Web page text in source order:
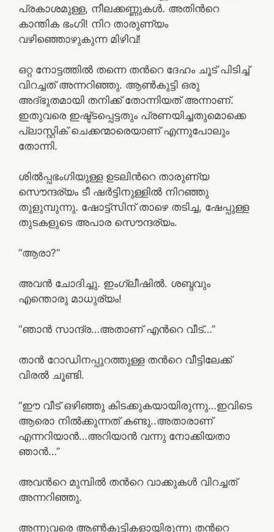
പ്രകാശമുള്ള, നീലക്കണ്ണുകള്‍. അതിന്‍റെ
കാന്തിക ഭംഗി! നിറ താരുണ്യം
വഴിഞ്ഞൊഴുകുന്ന മിഴിവ്!
ഒറ്റ നോട്ടത്തില്‍ തന്നെ തന്‍റെ ദേഹം ചൂട് പിടിച്ച്
വിറച്ചത് അന്നറിഞ്ഞു. ആണ്‍കുട്ടി ഒരു
അദ്ഭുതമായി തനിക്ക് തോന്നിയത് അന്നാണ്.
ഇതുവരെ ഇഷ്ട്ടപ്പെട്ടതും പ്രണയിച്ചതുമൊക്കെ
പ്ലാസ്റ്റിക് ചെക്കന്മാരെയാണ് എന്നുപോലും
തോന്നി.
ശില്‍പ്പഭംഗിയുള്ള ഉടലിന്‍റെ താരുണ്യ
സൌന്ദര്യം ടീ ഷര്‍ട്ടിനുള്ളില്‍ നിറഞ്ഞു
തുളുമ്പുന്നു. ഷോട്ട്സിന് താഴെ തടിച്ച, ഷേപ്പുള്ള
തുടകളുടെ അപാര സൌന്ദര്യം.
“ആരാ?”
അവന്‍ ചോദിച്ചു. ഇംഗ്ലീഷില്‍. ശബ്ദവും
എന്തൊരു മാധുര്യം!
“ഞാന്‍ സാന്ദ്ര…അതാണ്‌ എന്‍റെ വീട്…”
താന്‍ റോഡിനപ്പുറത്തുള്ള തന്‍റെ വീട്ടിലേക്ക്
വിരല്‍ ചൂണ്ടി.
“ഈ വീട് ഒഴിഞ്ഞു കിടക്കുകയായിരുന്നു…ഇവിടെ
ആരൊ നില്‍ക്കുന്നത് കണ്ടു..അതാരാണ്
എന്നറിയാന്‍…അറിയാന്‍ വന്നു നോക്കിയതാ
ഞാന്‍…”
അവന്‍റെ മുമ്പില്‍ തന്‍റെ വാക്കുകള്‍ വിറച്ചത്
അന്നറിഞ്ഞു.
അന്നുവരെ ആണ്‍കുട്ടികളായിരുന്നു തന്‍റെ